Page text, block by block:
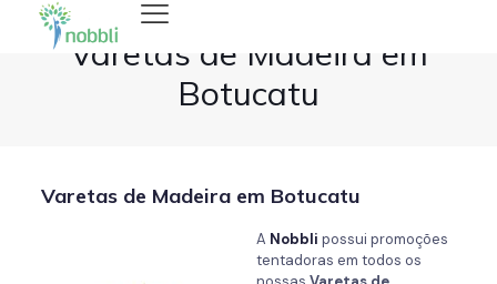
Varetas de Madeira em
Botucatu
Varetas de Madeira em Botucatu
A Nobbli possui promoções
tentadoras em todos os